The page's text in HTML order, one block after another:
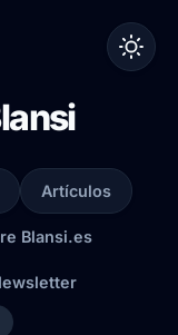
Artículos
Blansi.es